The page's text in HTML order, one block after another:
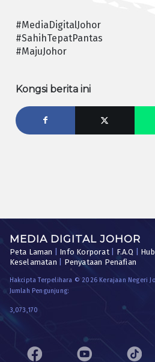
#MediaDigitalJohor
#SahihTepatPantas
#MajuJohor
Kongsi berita ini
MEDIA DIGITAL JOHOR
Peta Laman Info Korporat| F.A.Q
Keselamatan
Penyataan Penafian
Hakcipta Terpelihara © 2026 Kerajaan Negeri
Jumlah Pengunjung:
3,073,170